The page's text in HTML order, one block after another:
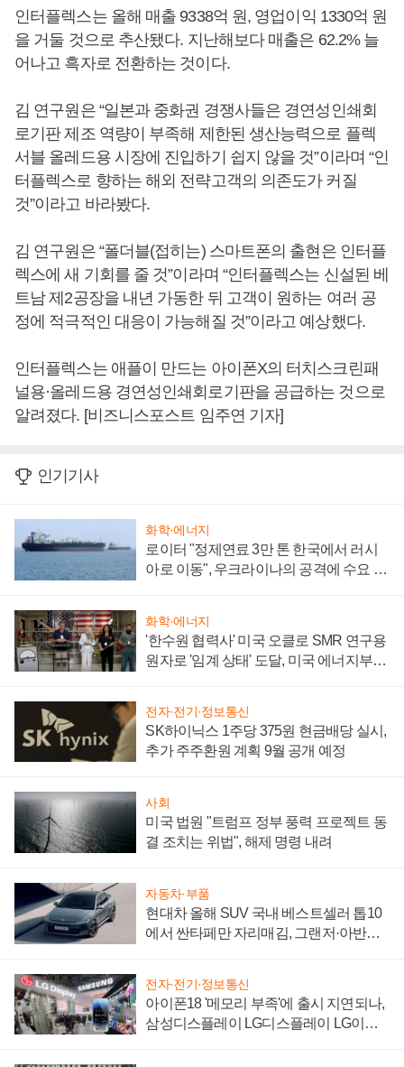
인터플렉스는 올해 매출 9338억 원, 영업이익 1330억 원
을 거둘 것으로 추산됐다. 지난해보다 매출은 62.2% 늘
어나고 흑자로 전환하는 것이다.
김 연구원은 “일본과 중화권 경쟁사들은 경연성인쇄회
로기판 제조 역량이 부족해 제한된 생산능력으로 플렉
서블 올레드용 시장에 진입하기 쉽지 않을 것”이라며 “인
터플렉스로 향하는 해외 전략고객의 의존도가 커질
것”이라고 바라봤다.
김 연구원은 “폴더블(접히는) 스마트폰의 출현은 인터플
렉스에 새 기회를 줄 것”이라며 “인터플렉스는 신설된 베
트남 제2공장을 내년 가동한 뒤 고객이 원하는 여러 공
정에 적극적인 대응이 가능해질 것”이라고 예상했다.
인터플렉스는 애플이 만드는 아이폰X의 터치스크린패
널용·올레드용 경연성인쇄회로기판을 공급하는 것으로
알려졌다. [비즈니스포스트 임주연 기자]
인기기사
화학·에너지
로이터 "정제연료 3만 톤 한국에서 러시
아로 이동", 우크라이나의 공격에 수요 늘
화학·에너지
'한수원 협력사' 미국 오클로 SMR 연구용
원자로 '임계 상태' 도달, 미국 에너지부
전자·전기·정보통신
SK하이닉스 1주당 375원 현금배당 실시,
추가 주주환원 계획 9월 공개 예정
사회
미국 법원 "트럼프 정부 풍력 프로젝트 동
결 조치는 위법", 해제 명령 내려
자동차·부품
현대차 올해 SUV 국내 베스트셀러 톱10
에서 싼타페만 자리매김, 그랜저·아반떼
전자·전기·정보통신
아이폰18 '메모리 부족'에 출시 지연되나,
삼성디스플레이 LG디스플레이 LG이노